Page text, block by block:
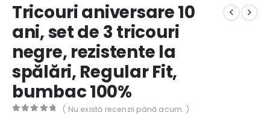
Tricouri aniversare 10
ani, set de 3 tricouri
negre, rezistente la
spălări, Regular Fit,
bumbac 100%
( Nu există recenzii până acum. )